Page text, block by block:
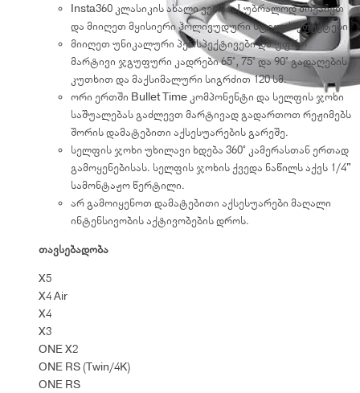
Insta360 კლასიკის ახალი ვერსია! უბრალოდ მოქაჩეთ
და მიიღეთ მყისიერი ჰოლივუდური სტილის ეფექტები.
მიიღეთ უნიკალური პერსპექტივები და უფრო
მარტივი ჯგუფური კადრები 65°, 75° და 90° გადაღების
კუთხით და მაქსიმალური სიგრძით 120 სმ.
ორი ერთში Bullet Time კომპონენტი და სელფის ჯოხი
საშუალებას გაძლევთ მარტივად გადართოთ რეჟიმებს
შორის დამატებითი აქსესუარების გარეშე.
სელფის ჯოხი უხილავი ხდება 360° კამერასთან ერთად
გამოყენებისას. სელფის ჯოხის ქვედა ნაწილს აქვს 1/4"
სამონტაჟო წერტილი.
არ გამოიყენოთ დამატებითი აქსესუარები მაღალი
ინტენსივობის აქტივობების დროს.
თავსებადობა
X5
X4 Air
X4
X3
ONE X2
ONE RS (Twin/4K)
ONE RS